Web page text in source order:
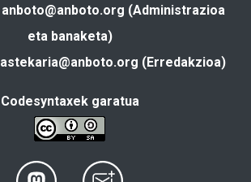
anboto@anboto.org (Administrazioa
eta banaketa)
astekaria@anboto.org (Erredakzioa)
Codesyntaxek garatua